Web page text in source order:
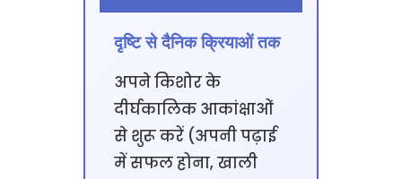
दृष्टि से दैनिक क्रियाओं तक
अपने किशोर के
दीर्घकालिक आकांक्षाओं
से शुरू करें (अपनी पढ़ाई
में सफल होना, खाली